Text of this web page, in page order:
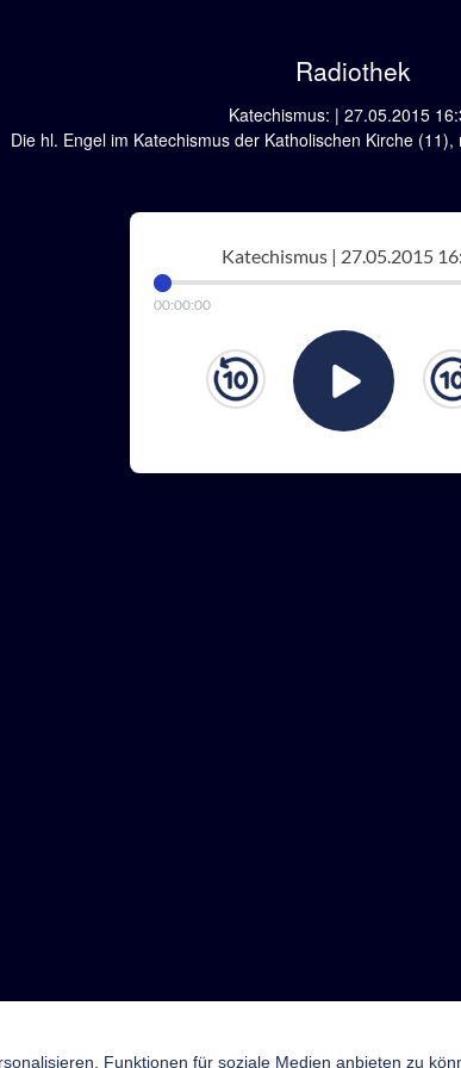
Radiothek
Katechismus: | 27.05.2015
Die hl. Engel im Katechismus der Katholischen Kirche
Katechismus | 27.05.2015
00:00:00
Funktionen für soziale Medien anbieten zu